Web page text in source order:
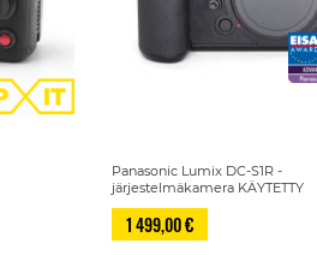
Panasonic Lumix DC-S1R -
järjestelmäkamera KÄYTETTY
1 499,00 €